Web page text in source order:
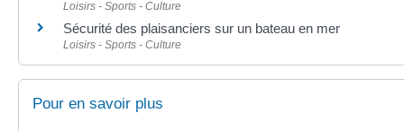
Loisirs - Sports - Culture
Sécurité des plaisanciers sur un bateau en mer
Loisirs - Sports - Culture
Pour en savoir plus